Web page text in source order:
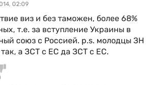
02:09
виз и без таможен, более 68%
т.е. за вступление Украины в
союз с Россией. p.s. молодцы ЗН
а ЗСТ с ЕС да ЗСТ с ЕС.